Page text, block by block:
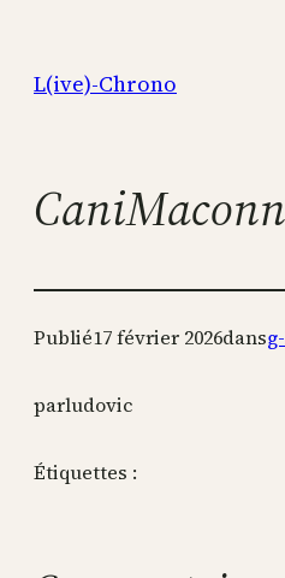
contenu
L(ive)-Chrono
Publié17 février 2026dans
parludovic
Étiquettes :